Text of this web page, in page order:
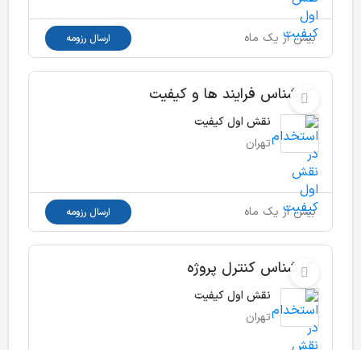
بیش از یک ماه ارسال رزومه
کارشناس فرایند ها و کیفیت
نقش اول کیفیت
تهران
بیش از یک ماه ارسال رزومه
کارشناس کنترل پروژه
نقش اول کیفیت
تهران